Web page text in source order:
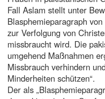
Fall Aslam stellt unter
Blasphemieparagraph
zur Verfolgung von
missbraucht wird. Die
umgehend Maßnahmen
Missbrauch verhindern
Minderheiten schützen“.
Der als